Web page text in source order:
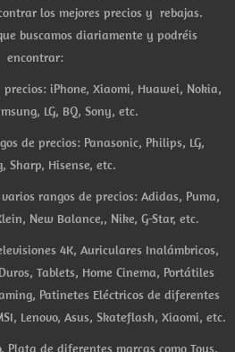
los mejores precios y rebajas.
buscamos diariamente y podréis
encontrar:
iPhone, Xiaomi, Huawei, Nokia,
LG, BQ, Sony, etc.
de precios: Panasonic, Philips, LG,
Sharp, Hisense, etc.
rangos de precios: Adidas, Puma,
New Balance,, Nike, G-Star, etc.
4K, Auriculares Inalámbricos,
Tablets, Home Cinema, Portátiles
Patinetes Eléctricos de diferentes
Lenovo, Asus, Skateflash, Xiaomi, etc.
Plata de diferentes marcas como Tous,